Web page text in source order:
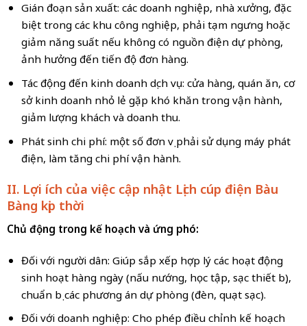
Gián đoạn sản xuất: các doanh nghiệp, nhà xưởng, đặc
biệt trong các khu công nghiệp, phải tạm ngưng hoặc
giảm năng suất nếu không có nguồn điện dự phòng,
ảnh hưởng đến tiến độ đơn hàng.
Tác động đến kinh doanh dịch vụ: cửa hàng, quán ăn, cơ
sở kinh doanh nhỏ lẻ gặp khó khăn trong vận hành,
giảm lượng khách và doanh thu.
Phát sinh chi phí: một số đơn vị phải sử dụng máy phát
điện, làm tăng chi phí vận hành.
II. Lợi ích của việc cập nhật Lịch cúp điện Bàu
Bàng kịp thời
Chủ động trong kế hoạch và ứng phó:
Đối với người dân: Giúp sắp xếp hợp lý các hoạt động
sinh hoạt hàng ngày (nấu nướng, học tập, sạc thiết bị),
chuẩn bị các phương án dự phòng (đèn, quạt sạc).
Đối với doanh nghiệp: Cho phép điều chỉnh kế hoạch